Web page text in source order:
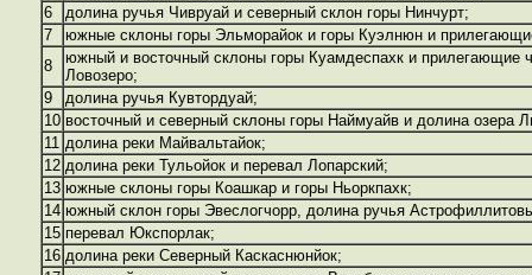
6
долина ручья Чивруай и северный склон горы Нинчурт;
7
южные склоны горы Эльморайок и горы Куэлнюн и
8
южный и восточный склоны горы Куамдеспахк и прилегающие
Ловозеро;
9
долина ручья Кувтордуай;
10 восточный и северный склоны горы Наймуайв и долина озера
11 долина реки Майвальтайок;
12 долина реки Тульойок и перевал Лопарский;
13 южные склоны горы Коашкар и горы Ньоркпахк;
14 южный склон горы Эвеслогчорр, долина ручья
15 перевал Юкспорлак;
16 долина реки Северный Каскаснюнйок;